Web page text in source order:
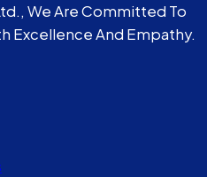
We Are Committed To
Excellence And Empathy.